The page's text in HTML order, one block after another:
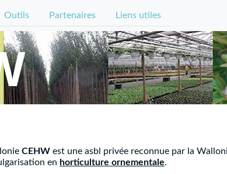
Outils Partenaires Liens utiles
CEHW est une asbl privée reconnue par la
en horticulture ornementale.